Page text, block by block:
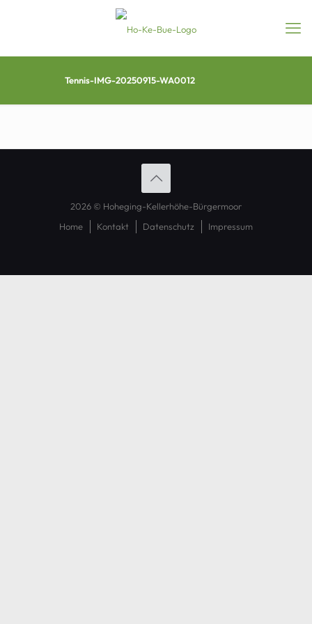
Tennis-IMG-20250915-WA0012
2026 © Hoheging-Kellerhöhe-Bürgermoor
Home
Kontakt Datenschutz Impressum